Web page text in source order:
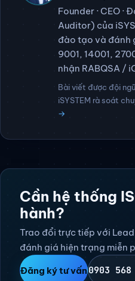
Founder · CEO
Auditor) của
đào tạo và đánh
9001, 14001,
nhận RABQSA /
Bài viết được đội
iSYSTEM rà soát
→
Cần hệ thống
hành?
Trao đổi trực tiếp với
đánh giá hiện trạng miễn
Đăng ký tư vấn0903 568